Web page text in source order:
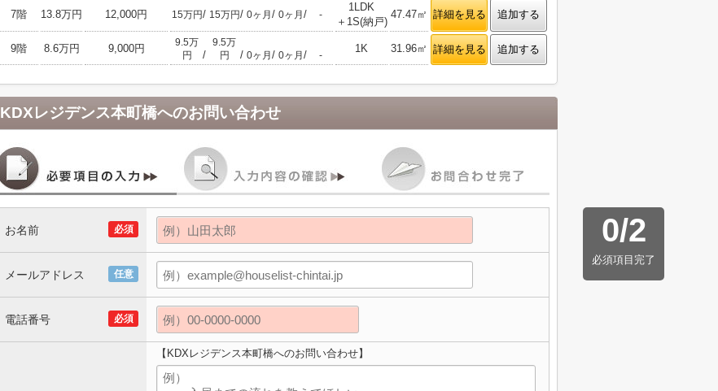
7階 13.8万円 12,000円 15万円/ 15万円/ 0ヶ月 / 0ヶ月 / -
1LDK
＋1S(納戸)
47.47㎡ 詳細を見る 追加する
9階 8.6万円 9,000円
9.5万
円
/
9.5万
円
/ 0ヶ月 / 0ヶ月 / -
1K 31.96㎡ 詳細を見る 追加する
KDXレジデンス本町橋へのお問い合わせ
0/2
必須項目完了
必須
お名前
任意
メールアドレス
必須
電話番号
【KDXレジデンス本町橋へのお問い合わせ】